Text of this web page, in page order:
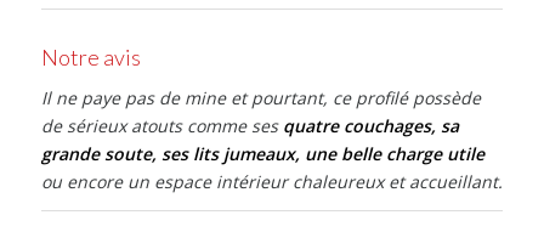
Notre avis
Il ne paye pas de mine et pourtant, ce profilé possède
de sérieux atouts comme ses quatre couchages, sa
grande soute, ses lits jumeaux, une belle charge utile
ou encore un espace intérieur chaleureux et accueillant.